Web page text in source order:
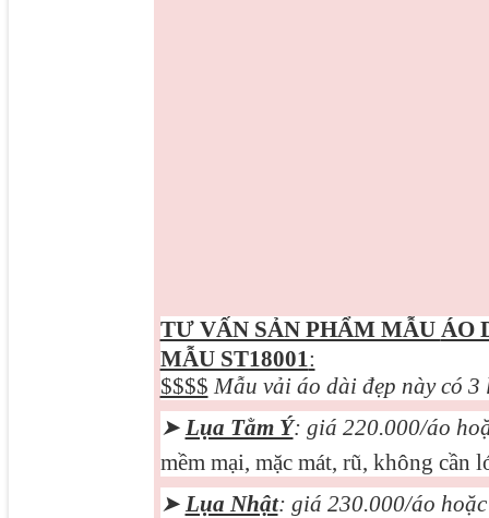
TƯ VẤN SẢN PHẨM MẪU ÁO
MẪU ST18001 :
$$$$ Mẫu vải áo dài đẹp này có
➤ Lụa Tằm Ý: giá 220.000/áo
mềm mại, mặc mát, rũ, không cần
➤ Lụa Nhật: giá 230.000/áo